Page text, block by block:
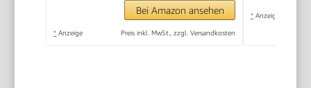
Bei Amazon ansehen
* Anzeige Preis inkl. MwSt., zzgl. Versandkosten
* Anzeige